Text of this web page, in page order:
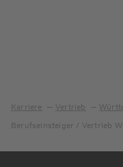
Karriere Vertrieb
Berufseinsteiger / Vertrieb